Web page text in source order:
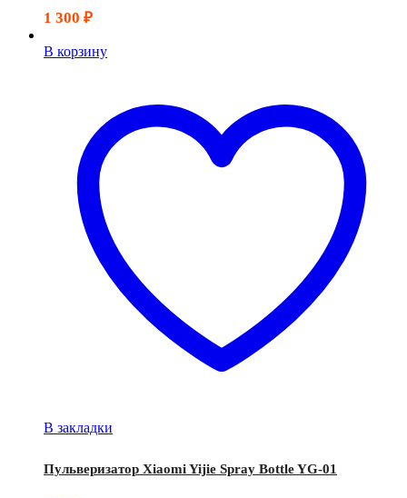
1 300 ₽
В корзину
В закладки
Пульверизатор Xiaomi Yijie Spray Bottle YG-01